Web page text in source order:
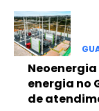
Ut mollis
Nullam eu
Donec quis
Orci varius
energia no
de